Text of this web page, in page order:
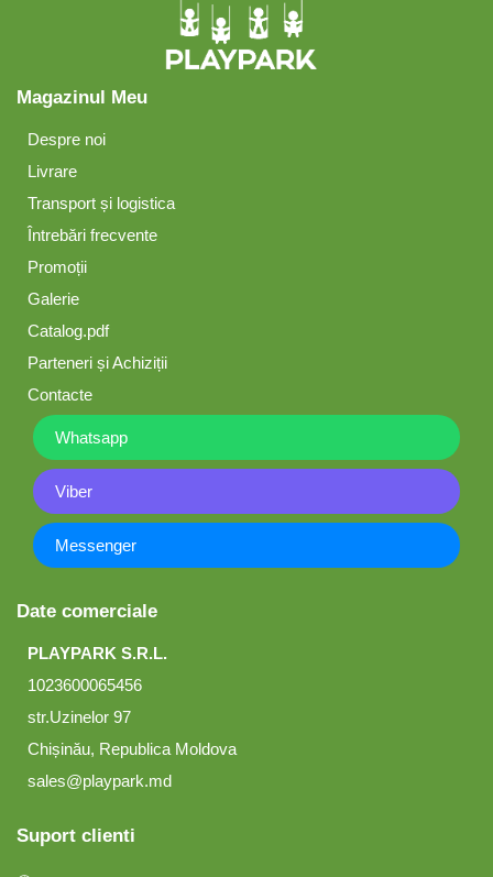
Magazinul Meu
Despre noi
Livrare
Transport și logistica
Întrebări frecvente
Promoții
Galerie
Catalog.pdf
Parteneri și Achiziții
Contacte
Whatsapp
Viber
Messenger
Date comerciale
PLAYPARK S.R.L.
1023600065456
str.Uzinelor 97
Chișinău, Republica Moldova
sales@playpark.md
Suport clienti